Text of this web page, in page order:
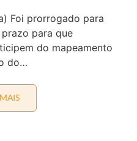
Foi prorrogado para
para que
do mapeamento
do…
P